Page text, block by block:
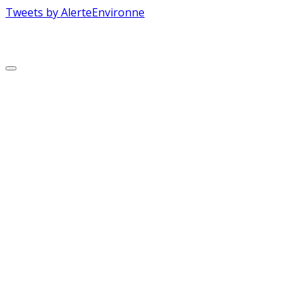
Tweets by AlerteEnvironne
Scroll